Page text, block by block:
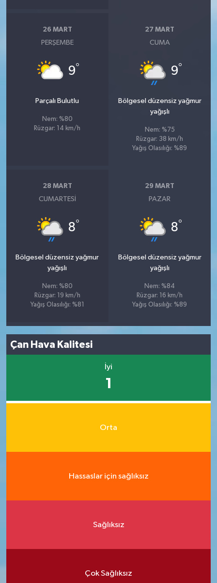
26 MART
PERŞEMBE
9°
Parçalı Bulutlu
Nem: %80
Rüzgar: 14 km/h
27 MART
CUMA
9°
Bölgesel düzensiz yağmur
yağışlı
Nem: %75
Rüzgar: 38 km/h
Yağış Olasılığı: %89
28 MART
CUMARTESI
8°
Bölgesel düzensiz yağmur
yağışlı
Nem: %80
Rüzgar: 19 km/h
Yağış Olasılığı: %81
29 MART
PAZAR
8°
Bölgesel düzensiz yağmur
yağışlı
Nem: %84
Rüzgar: 16 km/h
Yağış Olasılığı: %89
Çan Hava Kalitesi
İyi
1
Orta
Hassaslar için sağlıksız
Sağlıksız
Çok Sağlıksız